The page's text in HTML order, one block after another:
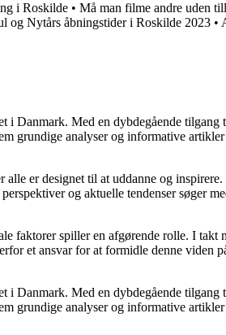
i Roskilde • Må man filme andre uden
og Nytårs åbningstider i Roskilde 2023 •
i Danmark. Med en dybdegående
grundige analyser og informative
er designet til at uddanne og
og aktuelle tendenser søger
faktorer spiller en afgørende rolle. I takt
et ansvar for at formidle denne viden
i Danmark. Med en dybdegående
grundige analyser og informative